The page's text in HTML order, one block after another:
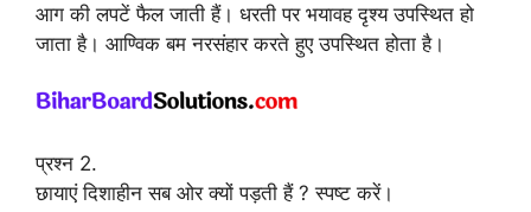
आग की लपटें फैल जाती हैं। धरती पर भयावह दृश्य उपस्थित हो
जाता है। आण्विक बम नरसंहार करते हुए उपस्थित होता है।
प्रश्न 2.
छायाएं दिशाहीन सब ओर क्यों पड़ती हैं ? स्पष्ट करें।